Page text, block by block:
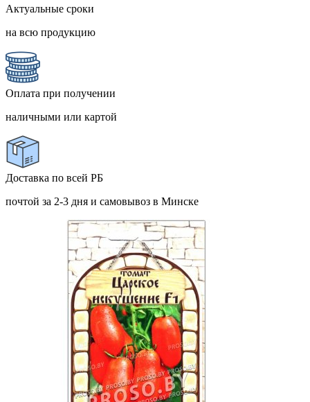
Актуальные сроки
на всю продукцию
Оплата при получении
наличными или картой
Доставка по всей РБ
почтой за 2-3 дня и самовывоз в Минске